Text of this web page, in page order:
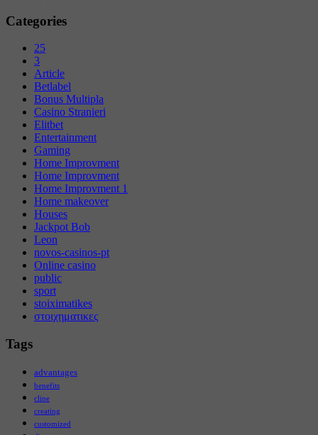
Categories
25
3
Article
Betlabel
Bonus Multipla
Casino Stranieri
Elitbet
Entertainment
Gaming
Home Improvment
Home Improvment
Home Improvment 1
Home makeover
Houses
Jackpot Bob
Leon
novos-casinos-pt
Online casino
public
sport
stoiximatikes
στοιχηματικες
Tags
advantages
benefits
cline
creating
customized